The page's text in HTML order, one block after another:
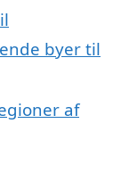
byer til
af